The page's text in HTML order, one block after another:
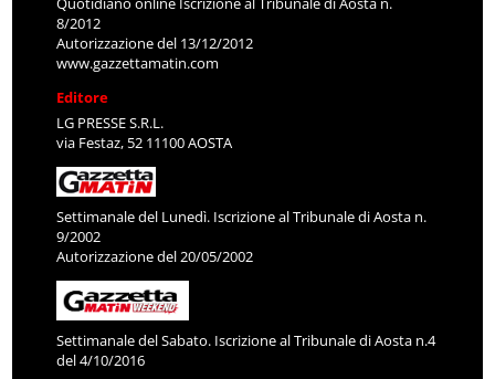
8/2012
Autorizzazione del 13/12/2012
www.gazzettamatin.com
Editore
LG PRESSE S.R.L.
via Festaz, 52 11100 AOSTA
Settimanale del Lunedì. Iscrizione al Tribunale di Aosta n.
9/2002
Autorizzazione del 20/05/2002
Settimanale del Sabato. Iscrizione al Tribunale di Aosta n.4
del 4/10/2016